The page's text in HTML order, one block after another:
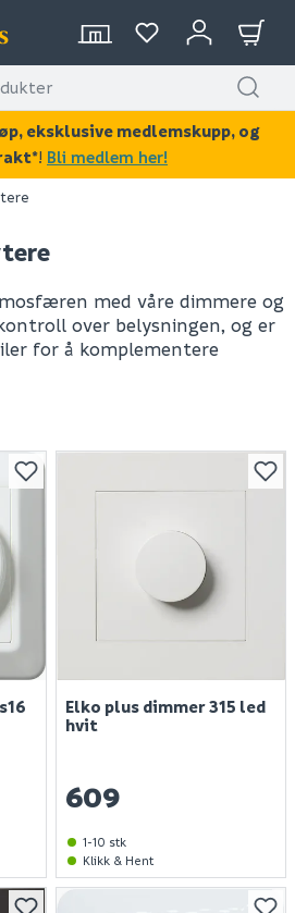
med våre dimmere og
over belysningen, og er
for å komplementere
Elko plus dimmer 315 led
hvit
609
1-10 stk
Klikk & Hent
eksklusive medlemskupp, og
! Bli medlem her!